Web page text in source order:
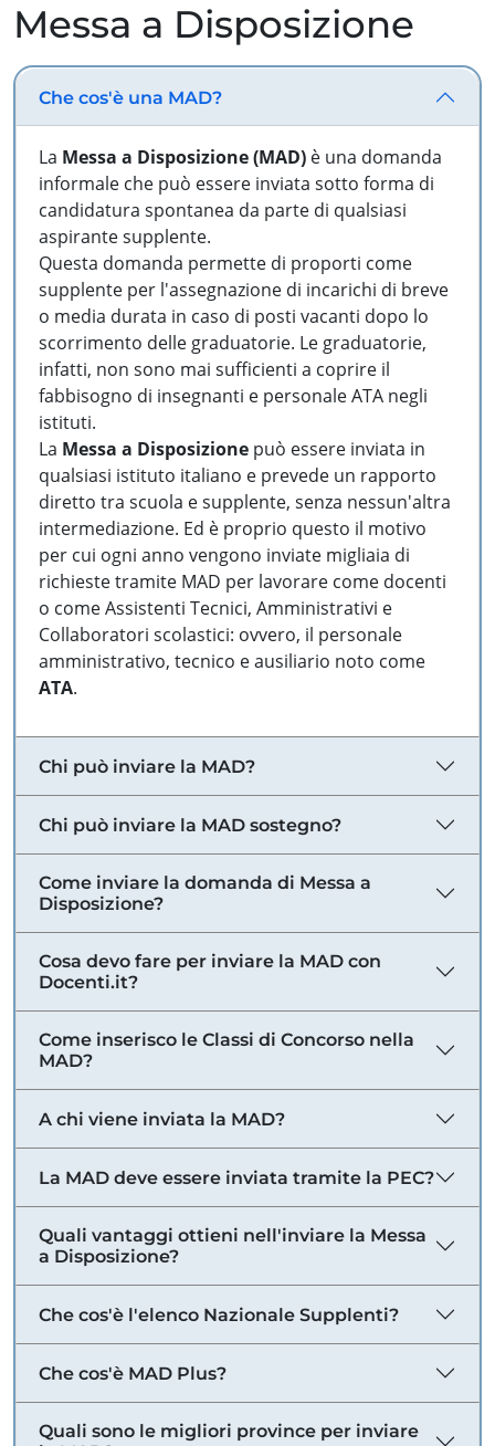
Messa a Disposizione
Che cos'è una MAD?
La Messa a Disposizione (MAD) è una domanda
informale che può essere inviata sotto forma di
candidatura spontanea da parte di qualsiasi
aspirante supplente.
Questa domanda permette di proporti come
supplente per l'assegnazione di incarichi di breve
o media durata in caso di posti vacanti dopo lo
scorrimento delle graduatorie. Le graduatorie,
infatti, non sono mai sufficienti a coprire il
fabbisogno di insegnanti e personale ATA negli
istituti.
La Messa a Disposizione può essere inviata in
qualsiasi istituto italiano e prevede un rapporto
diretto tra scuola e supplente, senza nessun'altra
intermediazione. Ed è proprio questo il motivo
per cui ogni anno vengono inviate migliaia di
richieste tramite MAD per lavorare come docenti
o come Assistenti Tecnici, Amministrativi e
Collaboratori scolastici: ovvero, il personale
amministrativo, tecnico e ausiliario noto come
ATA.
Chi può inviare la MAD?
Chi può inviare la MAD sostegno?
Come inviare la domanda di Messa a
Disposizione?
Cosa devo fare per inviare la MAD con
Docenti.it?
Come inserisco le Classi di Concorso nella
MAD?
A chi viene inviata la MAD?
La MAD deve essere inviata tramite la PEC?
Quali vantaggi ottieni nell'inviare la Messa
a Disposizione?
Che cos'è l'elenco Nazionale Supplenti?
Che cos'è MAD Plus?
Quali sono le migliori province per inviare